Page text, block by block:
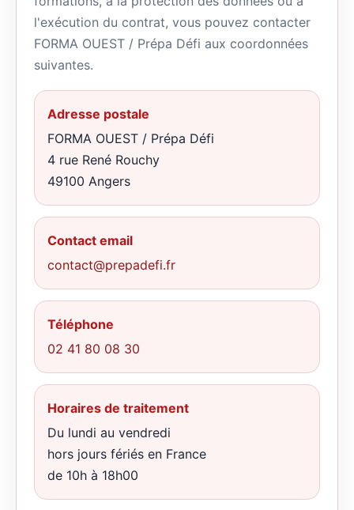
l'exécution du contrat, vous pouvez contacter
FORMA OUEST / Prépa Défi aux coordonnées
suivantes.
Adresse postale
FORMA OUEST / Prépa Défi
4 rue René Rouchy
49100 Angers
Contact email
contact@prepadefi.fr
Téléphone
02 41 80 08 30
Horaires de traitement
Du lundi au vendredi
hors jours fériés en France
de 10h à 18h00